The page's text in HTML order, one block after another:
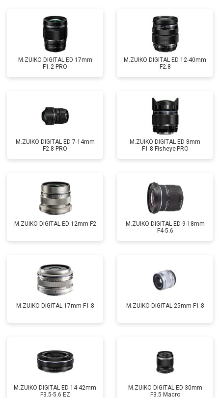
M.ZUIKO DIGITAL ED 17mm
F1.2 PRO
M.ZUIKO DIGITAL ED 12-40mm
F2.8
M.ZUIKO DIGITAL ED 7-14mm
F2.8 PRO
M.ZUIKO DIGITAL ED 8mm
F1.8 Fisheye PRO
M.ZUIKO DIGITAL ED 12mm F2
M.ZUIKO DIGITAL ED 9-18mm
F4-5.6
M.ZUIKO DIGITAL 17mm F1.8 M.ZUIKO DIGITAL 25mm F1.8
M.ZUIKO DIGITAL ED 14-42mm
F3.5-5.6 EZ
M.ZUIKO DIGITAL ED 30mm
F3.5 Macro